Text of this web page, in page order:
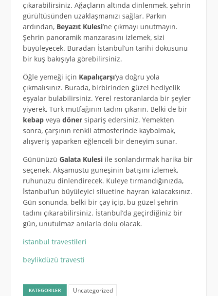
çıkarabilirsiniz. Ağaçların altında dinlenmek, şehrin
gürültüsünden uzaklaşmanızı sağlar. Parkın
ardından, Beyazıt Kulesi’ne çıkmayı unutmayın.
Şehrin panoramik manzarasını izlemek, sizi
büyüleyecek. Buradan İstanbul’un tarihi dokusunu
bir kuş bakışıyla görebilirsiniz.
Öğle yemeği için Kapalıçarşı’ya doğru yola
çıkmalısınız. Burada, birbirinden güzel hediyelik
eşyalar bulabilirsiniz. Yerel restoranlarda bir şeyler
yiyerek, Türk mutfağının tadını çıkarın. Belki de bir
kebapveya dönersipariş edersiniz. Yemekten
sonra, çarşının renkli atmosferinde kaybolmak,
alışveriş yaparken eğlenceli bir deneyim sunar.
Gününüzü Galata Kulesiile sonlandırmak harika bir
seçenek. Akşamüstü güneşinin batışını izlemek,
ruhunuzu dinlendirecek. Kuleye tırmandığınızda,
İstanbul’un büyüleyici siluetine hayran kalacaksınız.
Gün sonunda, belki bir çay içip, bu güzel şehrin
tadını çıkarabilirsiniz. İstanbul’da geçirdiğiniz bir
gün, unutulmaz anılarla dolu olacak.
istanbul travestileri
beylikdüzü travesti
KATEGORILER Uncategorized